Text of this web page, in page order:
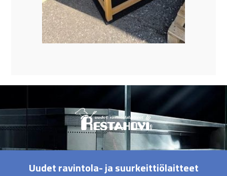
Uudet ravintola- ja suurkeittiölaitteet